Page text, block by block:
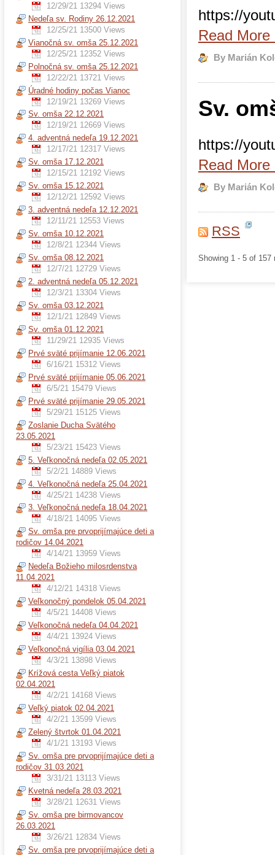
12/29/21 13294 Views
Nedeľa sv. Rodiny 26.12.2021
12/25/21 13500 Views
Vianočná sv. omša 25.12.2021
12/25/21 12352 Views
Polnočná sv. omša 25.12.2021
12/22/21 13721 Views
Úradné hodiny počas Vianoc
12/19/21 13269 Views
Sv. omša 22.12.2021
12/19/21 12669 Views
4. adventná nedeľa 19.12.2021
12/17/21 12317 Views
Sv. omša 17.12.2021
12/15/21 12192 Views
Sv. omša 15.12.2021
12/12/21 12592 Views
3. adventná nedeľa 12.12.2021
12/11/21 12553 Views
Sv. omša 10.12.2021
12/8/21 12344 Views
Sv. omša 08.12.2021
12/7/21 12729 Views
2. adventná nedeľa 05.12.2021
12/3/21 13304 Views
Sv. omša 03.12.2021
12/1/21 12849 Views
Sv. omša 01.12.2021
11/29/21 12935 Views
Prvé sväté prijímanie 12.06.2021
6/16/21 15312 Views
Prvé sväté prijímanie 05.06.2021
6/5/21 15479 Views
Prvé sväté prijímanie 29.05.2021
5/29/21 15125 Views
Zoslanie Ducha Svätého
23.05.2021
5/23/21 15423 Views
5. Veľkonočná nedeľa 02.05.2021
5/2/21 14889 Views
4. Veľkonočná nedeľa 25.04.2021
4/25/21 14238 Views
3. Veľkonočná nedeľa 18.04.2021
4/18/21 14095 Views
Sv. omša pre prvoprijímajúce deti a
rodičov 14.04.2021
4/14/21 13959 Views
Nedeľa Božieho milosrdenstva
11.04.2021
4/12/21 14318 Views
Veľkonočný pondelok 05.04.2021
4/5/21 14408 Views
Veľkonočná nedeľa 04.04.2021
4/4/21 13924 Views
Veľkonočná vigília 03.04.2021
4/3/21 13898 Views
Krížová cesta Veľký piatok
02.04.2021
4/2/21 14168 Views
Veľký piatok 02.04.2021
4/2/21 13599 Views
Zelený štvrtok 01.04.2021
4/1/21 13193 Views
Sv. omša pre prvoprijímajúce deti a
rodičov 31.03.2021
3/31/21 13113 Views
Kvetná nedeľa 28.03.2021
3/28/21 12631 Views
Sv. omša pre birmovancov
26.03.2021
3/26/21 12834 Views
Sv. omša pre prvoprijímajúce deti a
https://
Read More
By Marián
Sv.
https://
Read More
By Marián
RSS
Showing 1 - 5 of 157